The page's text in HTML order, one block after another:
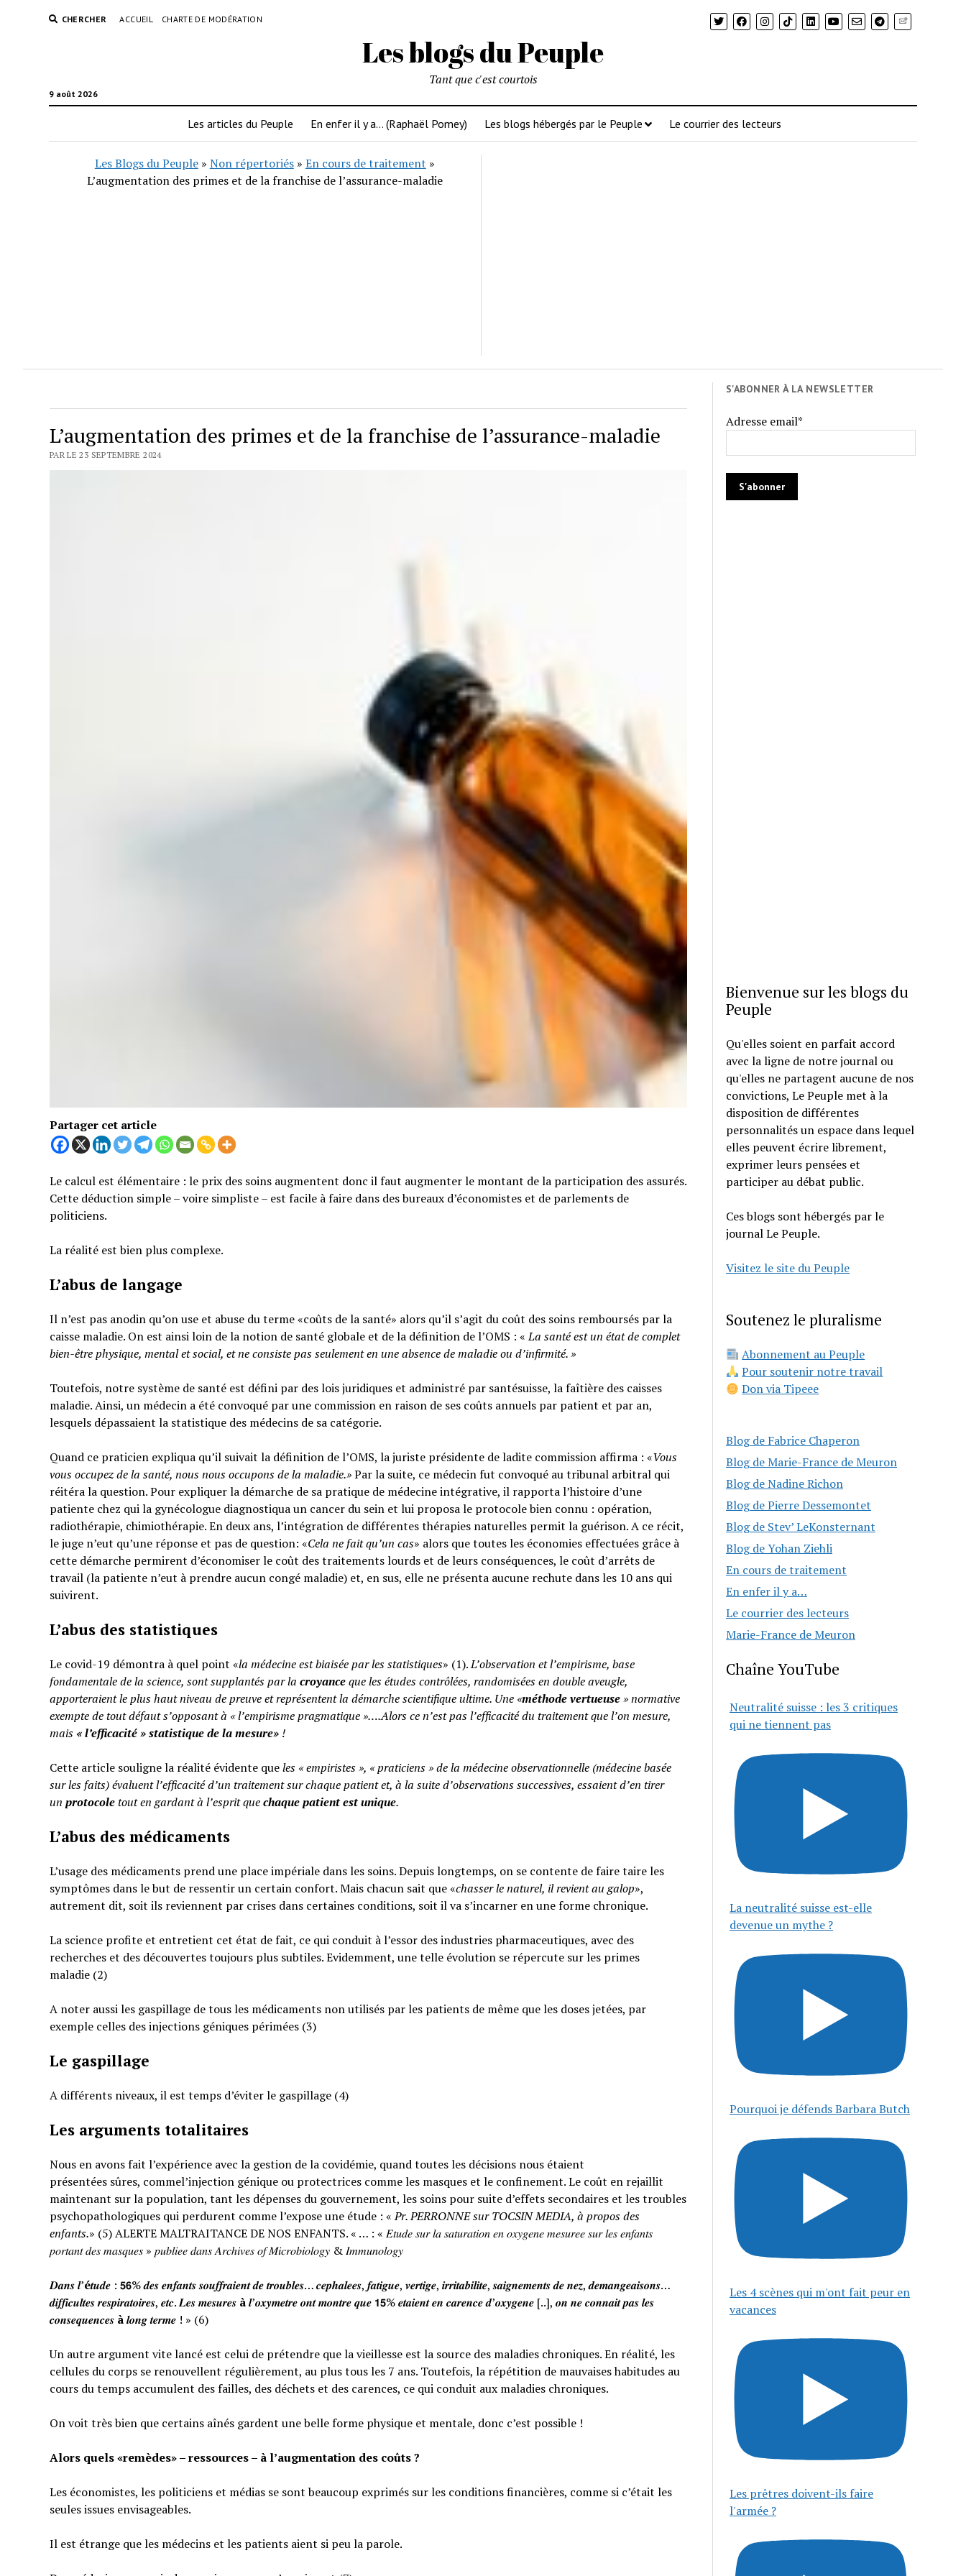
CHERCHER ACCUEIL CHARTE DE MODÉRATION Newsletter
Les blogs du Peuple
9 août 2026
Tant que c'est courtois
Les articles du Peuple En enfer il y a… (Raphaël Pomey) Les blogs hébergés par le Peuple Le courrier des lecteurs
Les Blogs du Peuple» Non répertoriés» En cours de traitement »
L’augmentation des primes et de la franchise de l’assurance-maladie
L’augmentation des primes et de la franchise de l’assurance-maladie
PAR LE 23 SEPTEMBRE 2024
Partager cet article
Le calcul est élémentaire : le prix des soins augmentent donc il faut augmenter le montant de la participation des assurés.
Cette déduction simple – voire simpliste – est facile à faire dans des bureaux d’économistes et de parlements de
politiciens.
La réalité est bien plus complexe.
L’abus de langage
Il n’est pas anodin qu’on use et abuse du terme «coûts de la santé» alors qu’il s’agit du coût des soins remboursés par la
caisse maladie. On est ainsi loin de la notion de santé globale et de la définition de l’OMS : «La santé est un état de complet
bien-être physique, mental et social, et ne consiste pas seulement en une absence de maladie ou d’infirmité.»
Toutefois, notre système de santé est défini par des lois juridiques et administré par santésuisse, la faîtière des caisses
maladie. Ainsi, un médecin a été convoqué par une commission en raison de ses coûts annuels par patient et par an,
lesquels dépassaient la statistique des médecins de sa catégorie.
Quand ce praticien expliqua qu’il suivait la définition de l’OMS, la juriste présidente de ladite commission affirma : «Vous
vous occupez de la santé, nous nous occupons de la maladie.»Par la suite, ce médecin fut convoqué au tribunal arbitral qui
réitéra la question. Pour expliquer la démarche de sa pratique de médecine intégrative, il rapporta l’histoire d’une
patiente chez qui la gynécologue diagnostiqua un cancer du sein et lui proposa le protocole bien connu : opération,
radiothérapie, chimiothérapie. En deux ans, l’intégration de différentes thérapies naturelles permit la guérison. A ce récit,
le juge n’eut qu’une réponse et pas de question: «Cela ne fait qu’un cas» alors que toutes les économies effectuées grâce à
cette démarche permirent d’économiser le coût des traitements lourds et de leurs conséquences, le coût d’arrêts de
travail (la patiente n’eut à prendre aucun congé maladie) et, en sus, elle ne présenta aucune rechute dans les 10 ans qui
suivirent.
L’abus des statistiques
Le covid-19 démontra à quel point «la médecine est biaisée par les statistiques» (1).L’observation et l’empirisme, base
fondamentale de la science, sont supplantés par la croyanceque les études contrôlées, randomisées en double aveugle,
apporteraient le plus haut niveau de preuve et représentent la démarche scientifique ultime. Une «méthode vertueuse» normative
exempte de tout défaut s’opposant à « l’empirisme pragmatique »….Alors ce n’est pas l’efficacité du traitement que l’on mesure,
mais «l’efficacité » statistique de la mesure» !
Cette article souligne la réalité évidente queles « empiristes », « praticiens » de la médecine observationnelle (médecine basée
sur les faits) évaluent l’efficacité d’un traitement sur chaque patient et, à la suite d’observations successives, essaient d’en tirer
un protocoletout en gardant à l’esprit quechaque patient est unique.
L’abus des médicaments
L’usage des médicaments prend une place impériale dans les soins. Depuis longtemps, on se contente de faire taire les
symptômes dans le but de ressentir un certain confort. Mais chacun sait que «chasser le naturel, il revient au galop»,
autrement dit, soit ils reviennent par crises dans certaines conditions, soit il va s’incarner en une forme chronique.
La science profite et entretient cet état de fait, ce qui conduit à l’essor des industries pharmaceutiques, avec des
recherches et des découvertes toujours plus subtiles. Evidemment, une telle évolution se répercute sur les primes
maladie (2)
A noter aussi les gaspillage de tous les médicaments non utilisés par les patients de même que les doses jetées, par
exemple celles des injections géniques périmées (3)
Le gaspillage
A différents niveaux, il est temps d’éviter le gaspillage (4)
Les arguments totalitaires
Nous en avons fait l’expérience avec la gestion de la covidémie, quand toutes les décisions nous étaient
présentées sûres, commel’injection génique ou protectrices comme les masques et le confinement. Le coût en rejaillit
maintenant sur la population, tant les dépenses du gouvernement, les soins pour suite d’effets secondaires et les troubles
psychopathologiques qui perdurent comme l’expose une étude : «Pr. PERRONNE sur TOCSIN MEDIA, à propos des
enfants.» (5) ALERTE MALTRAITANCE DE NOS ENFANTS. « … : « 𝐸𝑡𝑢𝑑𝑒 𝑠𝑢𝑟 𝑙𝑎 𝑠𝑎𝑡𝑢𝑟𝑎𝑡𝑖𝑜𝑛 𝑒𝑛 𝑜𝑥𝑦𝑔𝑒𝑛𝑒 𝑚𝑒𝑠𝑢𝑟𝑒𝑒 𝑠𝑢𝑟 𝑙𝑒𝑠 𝑒𝑛𝑓𝑎𝑛𝑡𝑠
𝑝𝑜𝑟𝑡𝑎𝑛𝑡 𝑑𝑒𝑠 𝑚𝑎𝑠𝑞𝑢𝑒𝑠 » 𝑝𝑢𝑏𝑙𝑖𝑒𝑒 𝑑𝑎𝑛𝑠 𝐴𝑟𝑐ℎ𝑖𝑣𝑒𝑠 𝑜𝑓 𝑀𝑖𝑐𝑟𝑜𝑏𝑖𝑜𝑙𝑜𝑔𝑦 & 𝐼𝑚𝑚𝑢𝑛𝑜𝑙𝑜𝑔𝑦
𝑫𝒂𝒏𝒔 𝒍’é𝒕𝒖𝒅𝒆 : 𝟱𝟲% 𝒅𝒆𝒔 𝒆𝒏𝒇𝒂𝒏𝒕𝒔 𝒔𝒐𝒖𝒇𝒇𝒓𝒂𝒊𝒆𝒏𝒕 𝒅𝒆 𝒕𝒓𝒐𝒖𝒃𝒍𝒆𝒔… 𝒄𝒆𝒑𝒉𝒂𝒍𝒆𝒆𝒔, 𝒇𝒂𝒕𝒊𝒈𝒖𝒆, 𝒗𝒆𝒓𝒕𝒊𝒈𝒆, 𝒊𝒓𝒓𝒊𝒕𝒂𝒃𝒊𝒍𝒊𝒕𝒆, 𝒔𝒂𝒊𝒈𝒏𝒆𝒎𝒆𝒏𝒕𝒔 𝒅𝒆 𝒏𝒆𝒛, 𝒅𝒆𝒎𝒂𝒏𝒈𝒆𝒂𝒊𝒔𝒐𝒏𝒔…
𝒅𝒊𝒇𝒇𝒊𝒄𝒖𝒍𝒕𝒆𝒔 𝒓𝒆𝒔𝒑𝒊𝒓𝒂𝒕𝒐𝒊𝒓𝒆𝒔, 𝒆𝒕𝒄. 𝑳𝒆𝒔 𝒎𝒆𝒔𝒖𝒓𝒆𝒔 à𝒍’𝒐𝒙𝒚𝒎𝒆𝒕𝒓𝒆 𝒐𝒏𝒕 𝒎𝒐𝒏𝒕𝒓𝒆 𝒒𝒖𝒆 𝟭𝟱% 𝒆𝒕𝒂𝒊𝒆𝒏𝒕 𝒆𝒏 𝒄𝒂𝒓𝒆𝒏𝒄𝒆 𝒅’𝒐𝒙𝒚𝒈𝒆𝒏𝒆 [..], 𝒐𝒏 𝒏𝒆 𝒄𝒐𝒏𝒏𝒂𝒊𝒕 𝒑𝒂𝒔 𝒍𝒆𝒔
𝒄𝒐𝒏𝒔𝒆𝒒𝒖𝒆𝒏𝒄𝒆𝒔 à𝒍𝒐𝒏𝒈 𝒕𝒆𝒓𝒎𝒆 ! » (6)
Un autre argument vite lancé est celui de prétendre que la vieillesse est la source des maladies chroniques. En réalité, les
cellules du corps se renouvellent régulièrement, au plus tous les 7 ans. Toutefois, la répétition de mauvaises habitudes au
cours du temps accumulent des failles, des déchets et des carences, ce qui conduit aux maladies chroniques.
On voit très bien que certains aînés gardent une belle forme physique et mentale, donc c’est possible !
Alors quels «remèdes» – ressources – à l’augmentation des coûts ?
Les économistes, les politiciens et médias se sont beaucoup exprimés sur les conditions financières, comme si c’était les
seules issues envisageables.
Il est étrange que les médecins et les patients aient si peu la parole.
S'ABONNER À LA NEWSLETTER
Adresse email*
Bienvenue sur les blogs du
Peuple
Qu'elles soient en parfait accord
avec la ligne de notre journal ou
qu'elles ne partagent aucune de nos
convictions, Le Peuple met à la
disposition de différentes
personnalités un espace dans lequel
elles peuvent écrire librement,
exprimer leurs pensées et
participer au débat public.
Ces blogs sont hébergés par le
journal Le Peuple.
Visitez le site du Peuple
Soutenez le pluralisme
Abonnement au Peuple
Pour soutenir notre travail
Don via Tipeee
Blog de Fabrice Chaperon
Blog de Marie-France de Meuron
Blog de Nadine Richon
Blog de Pierre Dessemontet
Blog de Stev’ LeKonsternant
Blog de Yohan Ziehli
En cours de traitement
En enfer il y a…
Le courrier des lecteurs
Marie-France de Meuron
Chaîne YouTube
Neutralité suisse : les 3 critiques
qui ne tiennent pas
La neutralité suisse est-elle
devenue un mythe ?
Pourquoi je défends Barbara Butch
Les 4 scènes qui m'ont fait peur en
vacances
Les prêtres doivent-ils faire
l'armée ?